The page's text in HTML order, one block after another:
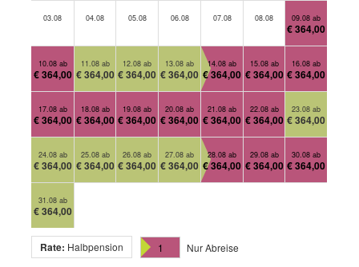
03.08 04.08 05.08 06.08 07.08 08.08 09.08 ab
€ 364,00
10.08 ab
€ 364,00
11.08 ab
€ 364,00
12.08 ab
€ 364,00
13.08 ab
€ 364,00
14.08 ab
€ 364,00
15.08 ab
€ 364,00
16.08 ab
€ 364,00
17.08 ab
€ 364,00
18.08 ab
€ 364,00
19.08 ab
€ 364,00
20.08 ab
€ 364,00
21.08 ab
€ 364,00
22.08 ab
€ 364,00
23.08 ab
€ 364,00
24.08 ab
€ 364,00
25.08 ab
€ 364,00
26.08 ab
€ 364,00
27.08 ab
€ 364,00
28.08 ab
€ 364,00
29.08 ab
€ 364,00
30.08 ab
€ 364,00
31.08 ab
€ 364,00
Rate: Halbpension 1 Nur Abreise